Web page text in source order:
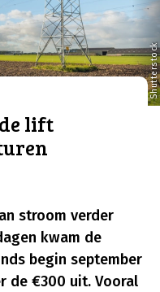
Shutterstock
lift
stroom verder
kwam de
begin september
de €300 uit. Vooral